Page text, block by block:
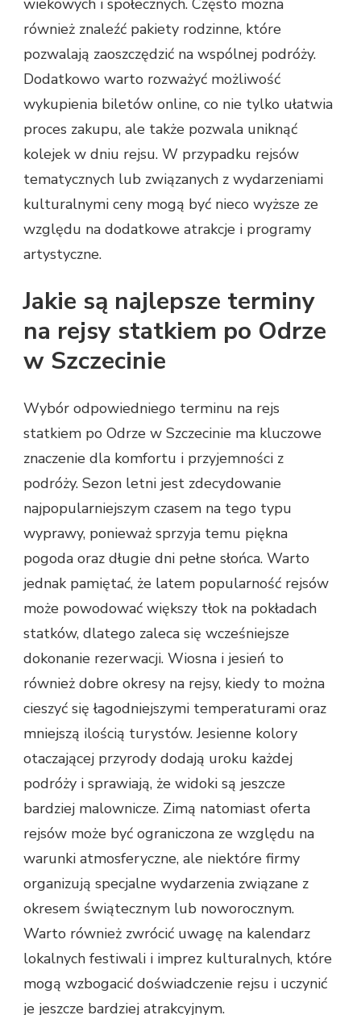
również znaleźć pakiety rodzinne, które
pozwalają zaoszczędzić na wspólnej podróży.
Dodatkowo warto rozważyć możliwość
wykupienia biletów online, co nie tylko ułatwia
proces zakupu, ale także pozwala uniknąć
kolejek w dniu rejsu. W przypadku rejsów
tematycznych lub związanych z wydarzeniami
kulturalnymi ceny mogą być nieco wyższe ze
względu na dodatkowe atrakcje i programy
artystyczne.
Jakie są najlepsze terminy
na rejsy statkiem po Odrze
w Szczecinie
Wybór odpowiedniego terminu na rejs
statkiem po Odrze w Szczecinie ma kluczowe
znaczenie dla komfortu i przyjemności z
podróży. Sezon letni jest zdecydowanie
najpopularniejszym czasem na tego typu
wyprawy, ponieważ sprzyja temu piękna
pogoda oraz długie dni pełne słońca. Warto
jednak pamiętać, że latem popularność rejsów
może powodować większy tłok na pokładach
statków, dlatego zaleca się wcześniejsze
dokonanie rezerwacji. Wiosna i jesień to
również dobre okresy na rejsy, kiedy to można
cieszyć się łagodniejszymi temperaturami oraz
mniejszą ilością turystów. Jesienne kolory
otaczającej przyrody dodają uroku każdej
podróży i sprawiają, że widoki są jeszcze
bardziej malownicze. Zimą natomiast oferta
rejsów może być ograniczona ze względu na
warunki atmosferyczne, ale niektóre firmy
organizują specjalne wydarzenia związane z
okresem świątecznym lub noworocznym.
Warto również zwrócić uwagę na kalendarz
lokalnych festiwali i imprez kulturalnych, które
mogą wzbogacić doświadczenie rejsu i uczynić
je jeszcze bardziej atrakcyjnym.